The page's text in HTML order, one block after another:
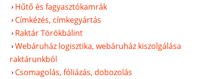
Hűtő és fagyasztókamrák
Címkézés, címkegyártás
Raktár Törökbálint
Webáruház logisztika, webáruház kiszolgálása
raktárunkból
Csomagolás, fóliázás, dobozolás